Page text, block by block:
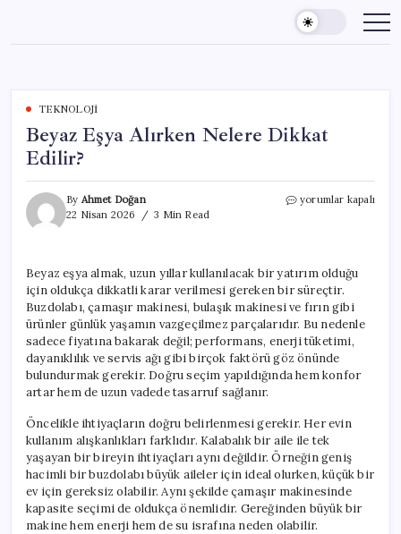
content
TEKNOLOJI
Beyaz Eşya Alırken Nelere Dikkat
Edilir?
By Ahmet Doğan
22 Nisan 2026
3 Min Read
Beyaz
Edilir?
için
yorumlar kapalı
Beyaz eşya almak, uzun yıllar kullanılacak bir yatırım olduğu
için oldukça dikkatli karar verilmesi gereken bir süreçtir.
Buzdolabı, çamaşır makinesi, bulaşık makinesi ve fırın gibi
ürünler günlük yaşamın vazgeçilmez parçalarıdır. Bu nedenle
sadece fiyatına bakarak değil; performans, enerji tüketimi,
dayanıklılık ve servis ağı gibi birçok faktörü göz önünde
bulundurmak gerekir. Doğru seçim yapıldığında hem konfor
artar hem de uzun vadede tasarruf sağlanır.
Öncelikle ihtiyaçların doğru belirlenmesi gerekir. Her evin
kullanım alışkanlıkları farklıdır. Kalabalık bir aile ile tek
yaşayan bir bireyin ihtiyaçları aynı değildir. Örneğin geniş
hacimli bir buzdolabı büyük aileler için ideal olurken, küçük bir
ev için gereksiz olabilir. Aynı şekilde çamaşır makinesinde
kapasite seçimi de oldukça önemlidir. Gereğinden büyük bir
makine hem enerji hem de su israfına neden olabilir.